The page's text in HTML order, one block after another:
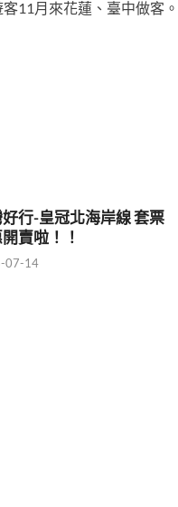
11月來花蓮、臺中做客。
行-皇冠北海岸線 套票
賣啦！！
07-14